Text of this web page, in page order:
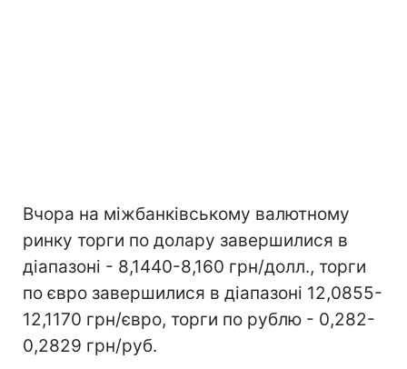
Вчора на міжбанківському валютному
ринку торги по долару завершилися в
діапазоні - 8,1440-8,160 грн/долл., торги
по євро завершилися в діапазоні 12,0855-
12,1170 грн/євро, торги по рублю - 0,282-
0,2829 грн/руб.